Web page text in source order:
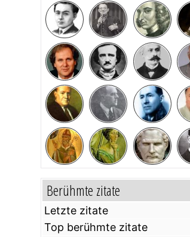
Berühmte zitate
Letzte zitate
Top berühmte zitate